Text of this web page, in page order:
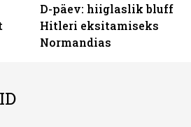
D-päev: hiiglaslik bluff
Hitleri eksitamiseks
Normandias